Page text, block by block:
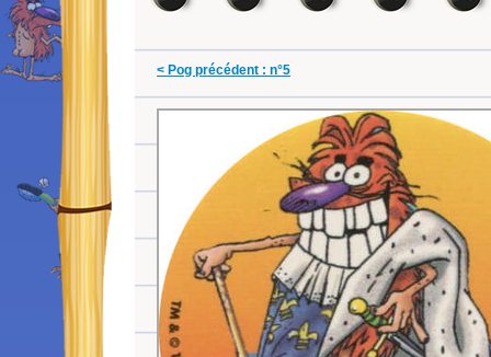
< Pog précédent : n°5